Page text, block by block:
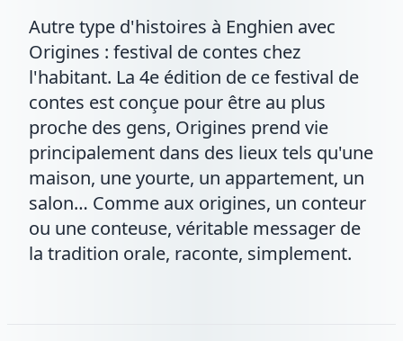
Autre type d'histoires à Enghien avec
Origines : festival de contes chez
l'habitant. La 4e édition de ce festival de
contes est conçue pour être au plus
proche des gens, Origines prend vie
principalement dans des lieux tels qu'une
maison, une yourte, un appartement, un
salon… Comme aux origines, un conteur
ou une conteuse, véritable messager de
la tradition orale, raconte, simplement.